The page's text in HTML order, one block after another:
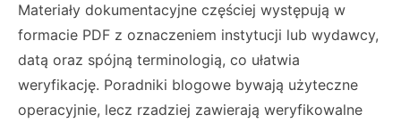
Materiały dokumentacyjne częściej występują w
formacie PDF z oznaczeniem instytucji lub wydawcy,
datą oraz spójną terminologią, co ułatwia
weryfikację. Poradniki blogowe bywają użyteczne
operacyjnie, lecz rzadziej zawierają weryfikowalne